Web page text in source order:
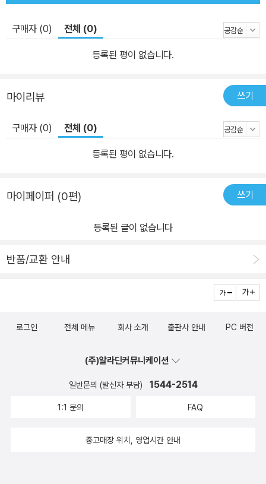
구매자 (0) 전체 (0)
등록된 평이 없습니다.
마이리뷰 쓰기
구매자 (0) 전체 (0)
등록된 평이 없습니다.
마이페이퍼 (0편) 쓰기
등록된 글이 없습니다
반품/교환 안내
로그인 전체 메뉴 회사 소개 출판사 안내 PC 버전
(주)알라딘커뮤니케이션
일반문의 (발신자 부담) 1544-2514
1:1 문의 FAQ
중고매장 위치, 영업시간 안내